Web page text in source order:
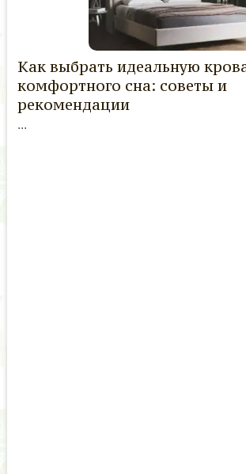
Как выбрать идеальную
комфортного сна: советы и
рекомендации
...